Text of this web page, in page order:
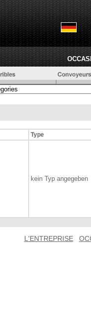
Type
kein Typ angegeben
L'ENTREPRISE